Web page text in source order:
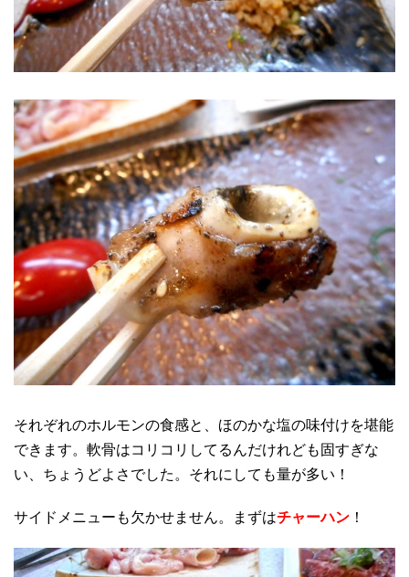
それぞれのホルモンの食感と、ほのかな塩の味付けを堪能
できます。軟骨はコリコリしてるんだけれども固すぎな
い、ちょうどよさでした。それにしても量が多い！
サイドメニューも欠かせません。まずはチャーハン ！